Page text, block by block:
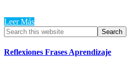
Leer Más
Primary
Sidebar
Search
this
website
Reflexiones Frases Aprendizaje